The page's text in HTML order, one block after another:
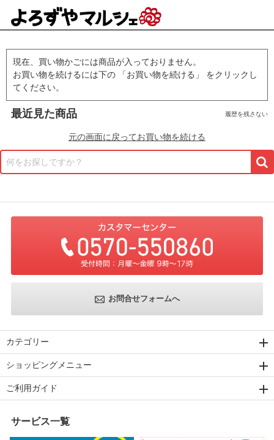
現在、買い物かごには商品が入っておりません。
お買い物を続けるには下の 「お買い物を続ける」 をクリックし
てください。
最近見た商品 履歴を残さない
元の画面に戻ってお買い物を続ける
何をお探しですか？
お問合せフォームへ
カテゴリー
ショッピングメニュー
ご利用ガイド
サービス一覧